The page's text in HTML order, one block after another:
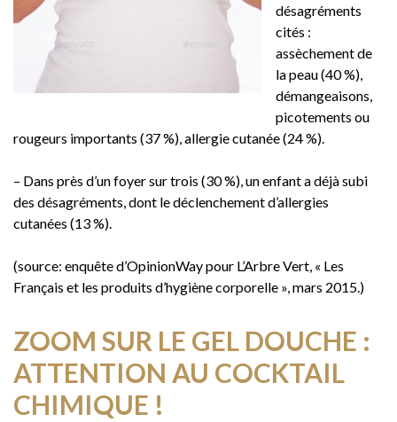
désagréments
cités :
assèchement de
la peau (40 %),
démangeaisons,
picotements ou
rougeurs importants (37 %), allergie cutanée (24 %).
– Dans près d’un foyer sur trois (30 %), un enfant a déjà subi
des désagréments, dont le déclenchement d’allergies
cutanées (13 %).
(source: enquête d’OpinionWay pour L’Arbre Vert, « Les
Français et les produits d’hygiène corporelle », mars 2015.)
ZOOM SUR LE GEL DOUCHE :
ATTENTION AU COCKTAIL
CHIMIQUE !